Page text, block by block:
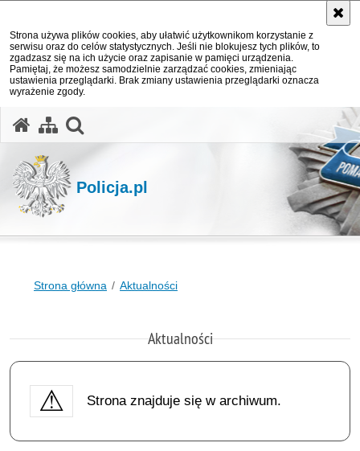
Strona używa plików cookies, aby ułatwić użytkownikom korzystanie z
serwisu oraz do celów statystycznych. Jeśli nie blokujesz tych plików, to
zgadzasz się na ich użycie oraz zapisanie w pamięci urządzenia.
Pamiętaj, że możesz samodzielnie zarządzać cookies, zmieniając
ustawienia przeglądarki. Brak zmiany ustawienia przeglądarki oznacza
wyrażenie zgody.
Policja.pl
Strona główna Aktualności
Aktualności
Strona znajduje się w archiwum.